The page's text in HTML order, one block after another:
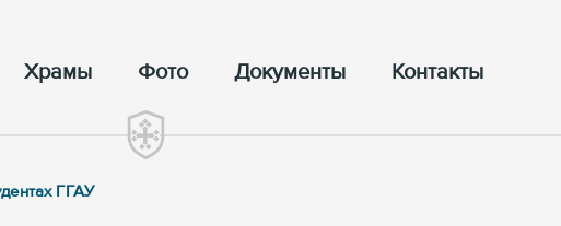
Храмы Фото Документы Контакты
ГГАУ